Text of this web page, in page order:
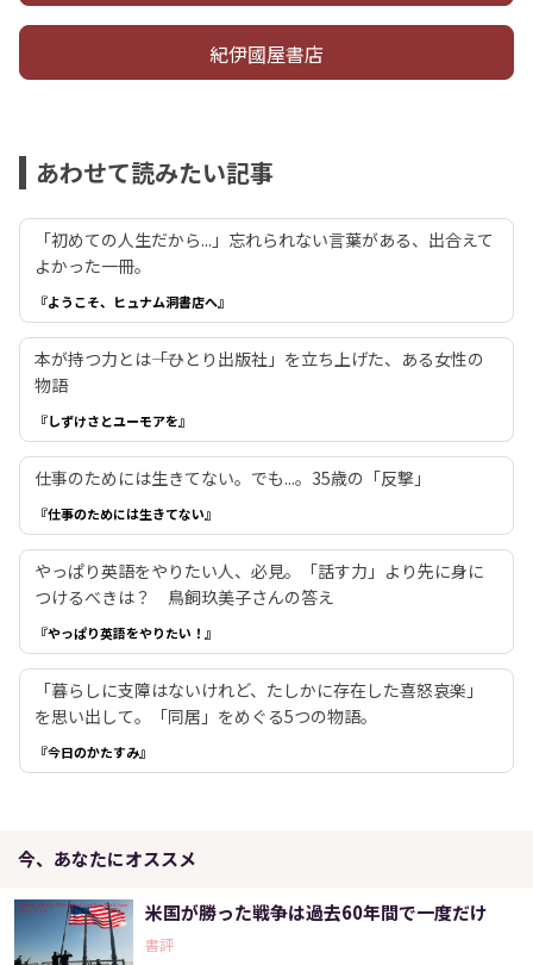
紀伊國屋書店
あわせて読みたい記事
「初めての人生だから...」忘れられない言葉がある、出合えて
よかった一冊。
『ようこそ、ヒュナム洞書店へ』
本が持つ力とは――「ひとり出版社」を立ち上げた、ある女性の
物語
『しずけさとユーモアを』
仕事のためには生きてない。でも...。35歳の「反撃」
『仕事のためには生きてない』
やっぱり英語をやりたい人、必見。「話す力」より先に身に
つけるべきは？ 鳥飼玖美子さんの答え
『やっぱり英語をやりたい！』
「暮らしに支障はないけれど、たしかに存在した喜怒哀楽」
を思い出して。「同居」をめぐる5つの物語。
『今日のかたすみ』
今、あなたにオススメ
米国が勝った戦争は過去60年間で一度だけ
書評